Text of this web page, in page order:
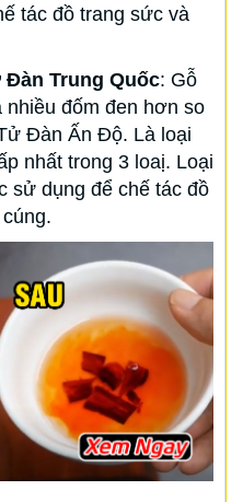
tác đồ trang sức và
Trung Quốc: Gỗ
nhiều đốm đen hơn so
Đàn Ấn Độ. Là loại
nhất trong 3 loaị. Loại
sử dụng để chế tác đồ